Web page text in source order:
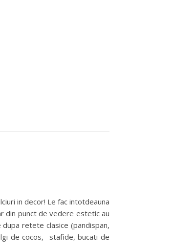
din punct de vedere estetic au
retete clasice (pandispan,
de cocos, stafide, bucati de